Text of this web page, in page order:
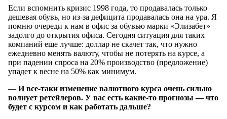
Если вспомнить кризис 1998 года, то продавалась только
дешевая обувь, но из-за дефицита продавалась она на ура. Я
помню очереди к нам в офис за обувью марки «Элизабет»
задолго до открытия офиса. Сегодня ситуация для таких
компаний еще лучше: доллар не скачет так, что нужно
ежедневно менять валюту, чтобы не потерять на курсе, а
при падении спроса на 20% производство (предложение)
упадет к весне на 50% как минимум.
— И все-таки изменение валютного курса очень сильно
волнует ретейлеров. У вас есть какие-то прогнозы —что
будет с курсом и как работать дальше?